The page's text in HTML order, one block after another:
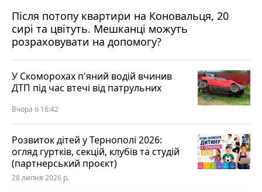
Після потопу квартири на Коновальця, 20
сирі та цвітуть. Мешканці можуть
розраховувати на допомогу?
У Скоморохах п'яний водій вчинив
ДТП під час втечі від патрульних
Вчора о 16:42
Розвиток дітей у Тернополі 2026:
огляд гуртків, секцій, клубів та студій
(партнерський проєкт)
28 липня 2026 р.